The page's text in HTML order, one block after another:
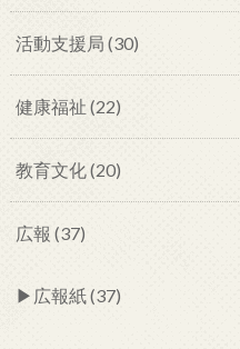
活動支援局 (30)
健康福祉 (22)
教育文化 (20)
広報 (37)
広報紙 (37)